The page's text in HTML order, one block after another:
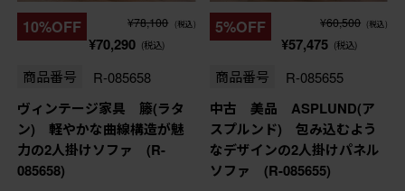
10%OFF ¥78,100 (税込)
¥70,290 (税込)
商品番号 R-085658
ヴィンテージ家具 籐(ラタ
ン) 軽やかな曲線構造が魅
力の2人掛けソファ (R-
085658)
5%OFF ¥60,500 (税込)
¥57,475 (税込)
商品番号 R-085655
中古 美品 ASPLUND(ア
スプルンド) 包み込むよう
なデザインの2人掛けパネル
ソファ (R-085655)